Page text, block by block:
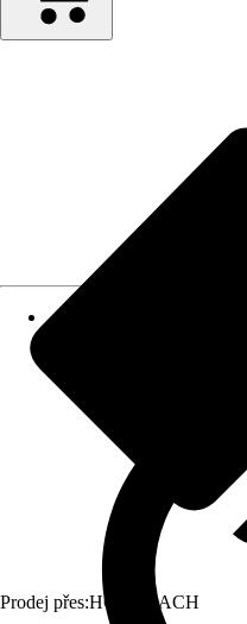
Prodej přes:HORNBACH